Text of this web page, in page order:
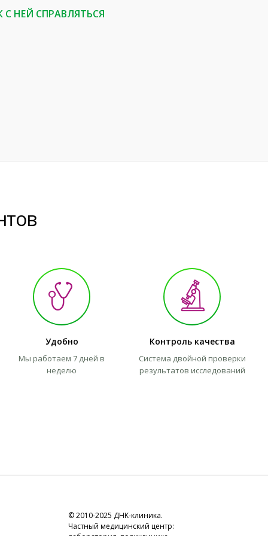
С НЕЙ СПРАВЛЯТЬСЯ
Удобно
Мы работаем 7 дней в
неделю
Контроль качества
Система двойной проверки
результатов исследований
© 2010-2025 ДНK-клиника.
Частный медицинский центр: